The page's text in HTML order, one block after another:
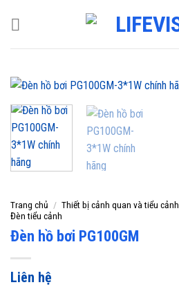
Trang chủ / Thiết bị cảnh quan và tiểu cảnh
Đèn tiểu cảnh
Đèn hồ bơi PG100GM
Liên hệ